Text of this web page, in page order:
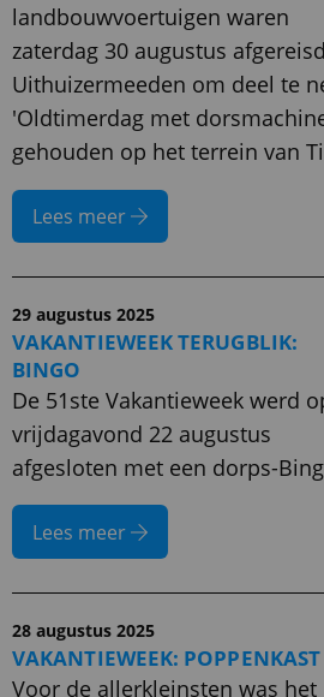
landbouwvoertuigen waren
zaterdag 30 augustus
Uithuizermeeden om deel te
'Oldtimerdag met
gehouden op het terrein van
Lees meer
29 augustus 2025
VAKANTIEWEEK TERUGBLIK:
BINGO
De 51ste Vakantieweek werd
vrijdagavond 22 augustus
afgesloten met een dorps-
Lees meer
28 augustus 2025
VAKANTIEWEEK: POPPENKAST
Voor de allerkleinsten was het